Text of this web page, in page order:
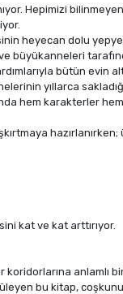
Hepimizi
heyecan dolu
büyükanneleri
bütün evin
yıllarca
hem karakterler
kat ve kat arttırıyor.
anlamlı bir
bu kitap,